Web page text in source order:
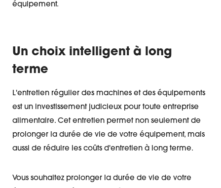
équipement.
Un choix intelligent à long
terme
L'entretien régulier des machines et des équipements
est un investissement judicieux pour toute entreprise
alimentaire. Cet entretien permet non seulement de
prolonger la durée de vie de votre équipement, mais
aussi de réduire les coûts d'entretien à long terme.
Vous souhaitez prolonger la durée de vie de votre